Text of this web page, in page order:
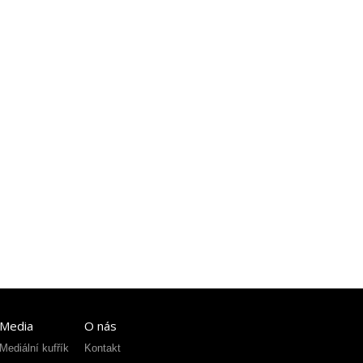
Media
Mediální kufřík
O nás
Kontakt